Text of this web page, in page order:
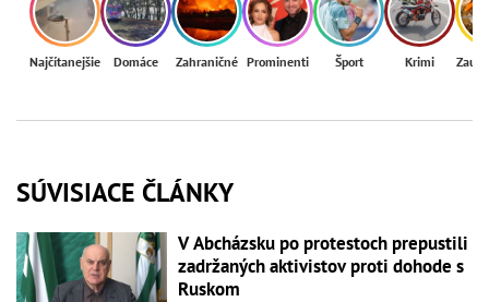
Najčítanejšie Domáce Zahraničné Prominenti Šport Krimi
SÚVISIACE ČLÁNKY
V Abcházsku po protestoch prepustili
zadržaných aktivistov proti dohode s
Ruskom